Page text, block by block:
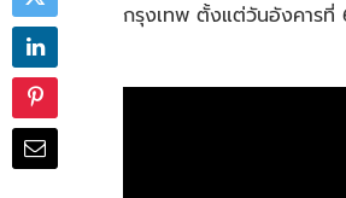
กรุงเทพ ตั้งแต่วันอังคารที่